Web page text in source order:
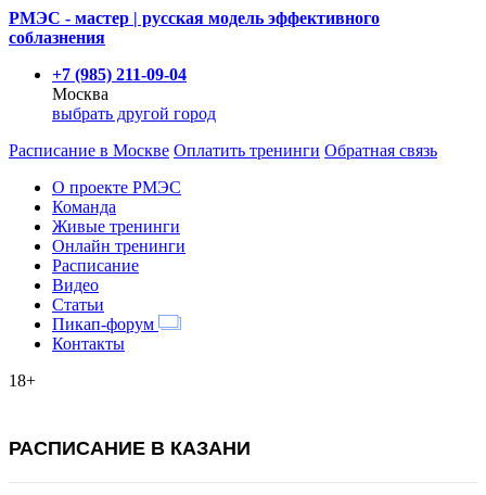
РМЭС - мастер | русская модель эффективного
соблазнения
+7 (985) 211-09-04
Москва
выбрать другой город
Расписание в Москве Оплатить тренинги Обратная связь
О проекте РМЭС
Команда
Живые тренинги
Онлайн тренинги
Расписание
Видео
Статьи
Пикап-форум
Контакты
18+
РАСПИСАНИЕ В КАЗАНИ